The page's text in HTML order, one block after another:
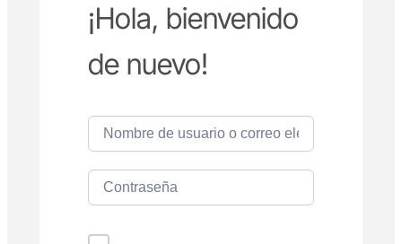
¡Hola, bienvenido
de nuevo!